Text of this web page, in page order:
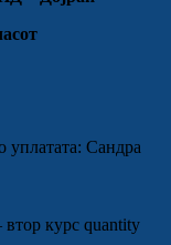
уплатата: Сандра
курс quantity